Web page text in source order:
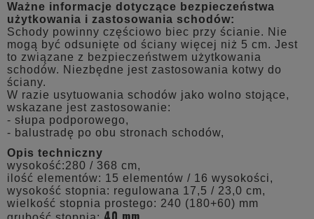
Ważne informacje dotyczące bezpieczeństwa
użytkowania i zastosowania schodów:
Schody powinny częściowo biec przy ścianie. Nie
mogą być odsunięte od ściany więcej niż 5 cm. Jest
to związane z bezpieczeństwem użytkowania
schodów. Niezbędne jest zastosowania kotwy do
ściany.
W razie usytuowania schodów jako wolno stojące,
wskazane jest zastosowanie:
- słupa podporowego,
- balustradę po obu stronach schodów,
Opis techniczny
wysokość:280 / 368 cm,
ilość elementów: 15 elementów / 16 wysokości,
wysokość stopnia: regulowana 17,5 / 23,0 cm,
wielkość stopnia prostego: 240 (180+60) mm